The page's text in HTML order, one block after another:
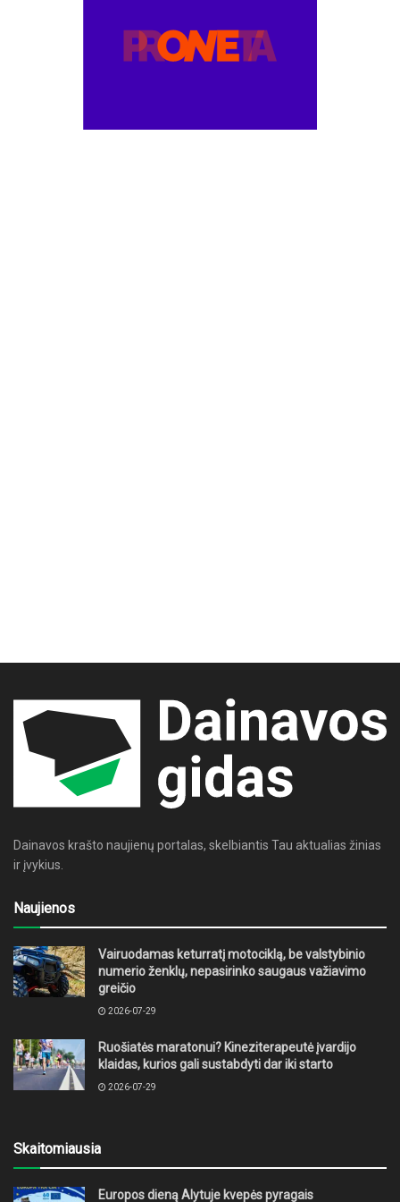
Dainavos krašto naujienų portalas, skelbiantis Tau aktualias žinias
ir įvykius.
Naujienos
Vairuodamas keturratį motociklą, be valstybinio
numerio ženklų, nepasirinko saugaus važiavimo
greičio
2026-07-29
Ruošiatės maratonui? Kineziterapeutė įvardijo
klaidas, kurios gali sustabdyti dar iki starto
2026-07-29
Skaitomiausia
Europos dieną Alytuje kvepės pyragais